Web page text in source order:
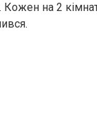
на 2